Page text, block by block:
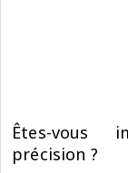
Êtes-vous
précision ?